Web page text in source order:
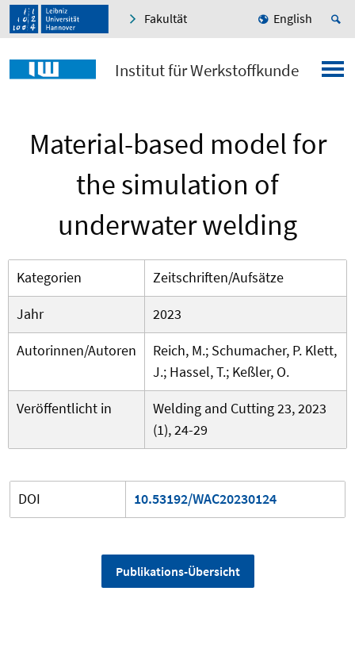
Fakultät English
Institut für Werkstoffkunde
Material-based model for
the simulation of
underwater welding
Kategorien
Zeitschriften/Aufsätze
Jahr
2023
Autorinnen/Autoren
Reich, M.; Schumacher, P. Klett,
J.; Hassel, T.; Keßler, O.
Veröffentlicht in
Welding and Cutting 23, 2023
(1), 24-29
DOI 10.53192/WAC20230124
Publikations-Übersicht